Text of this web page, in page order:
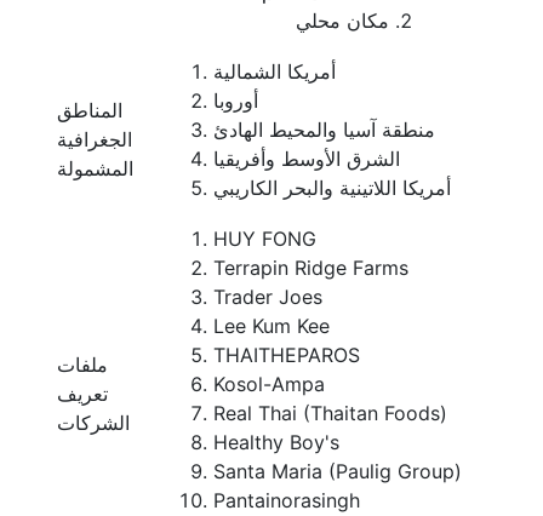
مكان محلي
المناطق
الجغرافية
المشمولة
أمريكا الشمالية
أوروبا
منطقة آسيا والمحيط الهادئ
الشرق الأوسط وأفريقيا
أمريكا اللاتينية والبحر الكاريبي
ملفات
تعريف
الشركات
HUY FONG
Terrapin Ridge Farms
Trader Joes
Lee Kum Kee
THAITHEPAROS
Kosol-Ampa
Real Thai (Thaitan Foods)
Healthy Boy's
Santa Maria (Paulig Group)
Pantainorasingh